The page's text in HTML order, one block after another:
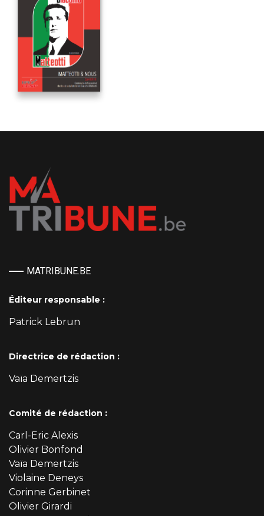
MATRIBUNE.BE
Éditeur responsable :
Patrick Lebrun
Directrice de rédaction :
Vaïa Demertzis
Comité de rédaction :
Carl-Eric Alexis
Olivier Bonfond
Vaïa Demertzis
Violaine Deneys
Corinne Gerbinet
Olivier Girardi